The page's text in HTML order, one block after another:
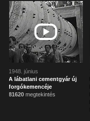
1948. június
A lábatlani cementgyár új
forgókemencéje
81620 megtekintés